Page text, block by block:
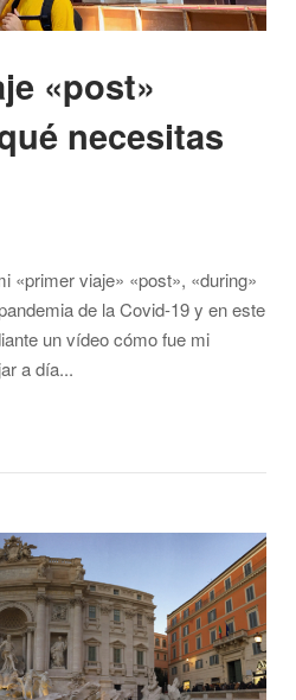
«post»
necesitas
«primer viaje» «post», «during»
de la Covid-19 y en este
un vídeo cómo fue mi
a día...